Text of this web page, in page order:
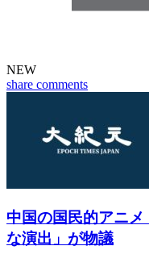
NEW
share comments
中国の国民的アニ
な演出」が物議